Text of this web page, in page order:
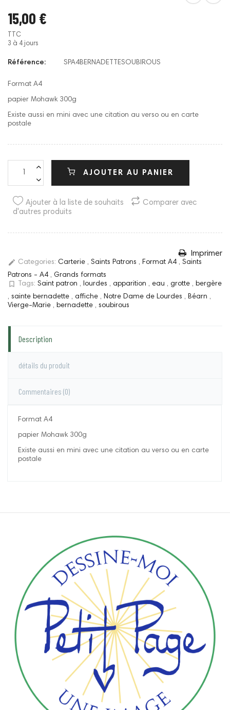
15,00 €
TTC
3 à 4 jours
Référence: SPA4BERNADETTESOUBIROUS
Format A4
papier Mohawk 300g
Existe aussi en mini avec une citation au verso ou en carte
postale
AJOUTER AU PANIER
Ajouter à la liste de souhaits
Comparer avec
d'autres produits
Imprimer
edit Categories: Carterie , Saints Patrons , Format A4 , Saints
Patrons - A4 , Grands formats
bookmark_border Tags: Saint patron , lourdes , apparition , eau , grotte , bergère
, sainte bernadette , affiche , Notre Dame de Lourdes , Béarn ,
Vierge-Marie , bernadette , soubirous
Description
détails du produit
Commentaires (0)
Format A4
papier Mohawk 300g
Existe aussi en mini avec une citation au verso ou en carte
postale